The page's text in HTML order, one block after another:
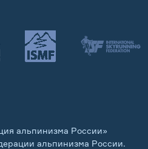
альпинизма России»
альпинизма России.